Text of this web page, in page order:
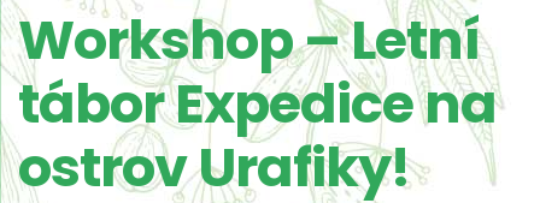
Workshop – Letní
tábor Expedice na
ostrov Urafiky!